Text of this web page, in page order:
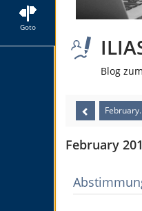
Goto
Blog
February
February